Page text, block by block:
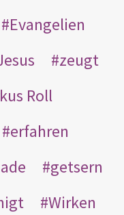
Evangelien
zeugt
Roll
erfahren
getsern
Wirken